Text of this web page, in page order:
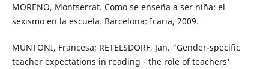
MORENO, Montserrat. Como se enseña a ser niña: el
sexismo en la escuela. Barcelona: Icaria, 2009.
MUNTONI, Francesa; RETELSDORF, Jan. “Gender-specific
teacher expectations in reading - the role of teachers'